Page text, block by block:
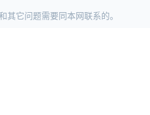
其它问题需要同本网联系的。